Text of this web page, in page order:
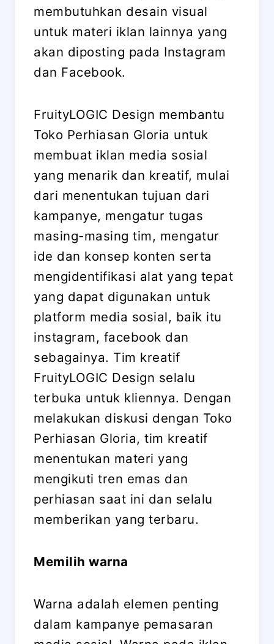
membutuhkan desain visual
untuk materi iklan lainnya yang
akan diposting pada Instagram
dan Facebook.
FruityLOGIC Design membantu
Toko Perhiasan Gloria untuk
membuat iklan media sosial
yang menarik dan kreatif, mulai
dari menentukan tujuan dari
kampanye, mengatur tugas
masing-masing tim, mengatur
ide dan konsep konten serta
mengidentifikasi alat yang tepat
yang dapat digunakan untuk
platform media sosial, baik itu
instagram, facebook dan
sebagainya. Tim kreatif
FruityLOGIC Design selalu
terbuka untuk kliennya. Dengan
melakukan diskusi dengan Toko
Perhiasan Gloria, tim kreatif
menentukan materi yang
mengikuti tren emas dan
perhiasan saat ini dan selalu
memberikan yang terbaru.
Memilih warna
Warna adalah elemen penting
dalam kampanye pemasaran